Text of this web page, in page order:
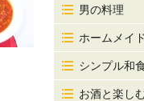
男の料理
ホームメイ
シンプル和
お酒と楽し